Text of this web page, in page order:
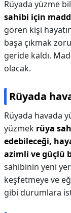
Rüyada yüzme
sahibi için
gören kişi
başa çıkmak
geride kaldı.
olacak.
Rüyada
Rüyada havada
yüzmek rüya
edebileceği,
azimli ve güçlü
sahibinin yeni
keşfetmeye ve
gibi durumlara